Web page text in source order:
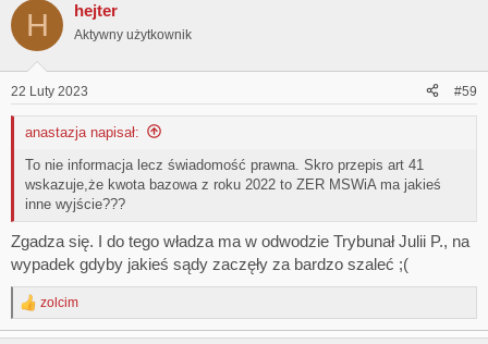
c
i
s
:
H hejter
Aktywny użytkownik
22 Luty 2023 #59
anastazja napisał:
To nie informacja lecz świadomość prawna. Skro przepis art 41
wskazuje,że kwota bazowa z roku 2022 to ZER MSWiA ma jakieś
inne wyjście???
Zgadza się. I do tego władza ma w odwodzie Trybunał Julii P., na
wypadek gdyby jakieś sądy zaczęły za bardzo szaleć ;(
R
e
zolcim